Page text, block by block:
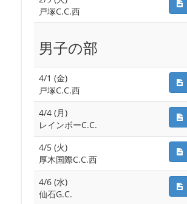
戸塚C.C.西
男子の部
4/1 (金)
戸塚C.C.西
4/4 (月)
レインボーC.C.
4/5 (火)
厚木国際C.C.西
4/6 (水)
仙石G.C.